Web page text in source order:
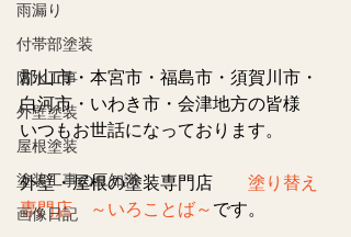
雨漏り
付帯部塗装
防水工事
外壁塗装
屋根塗装
塗装工事の豆知識
画像日記
郡山市・本宮市・福島市・須賀川市・
白河市・いわき市・会津地方の皆様
いつもお世話になっております。
外壁・屋根の塗装専門店 塗り替え
専門店　～いろことば～ です。